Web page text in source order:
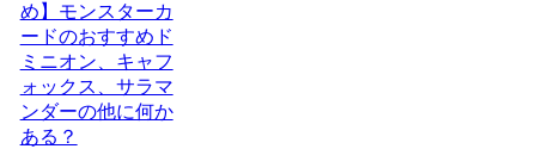
め】モンスターカ
ードのおすすめド
ミニオン、キャフ
ォックス、サラマ
ンダーの他に何か
ある？